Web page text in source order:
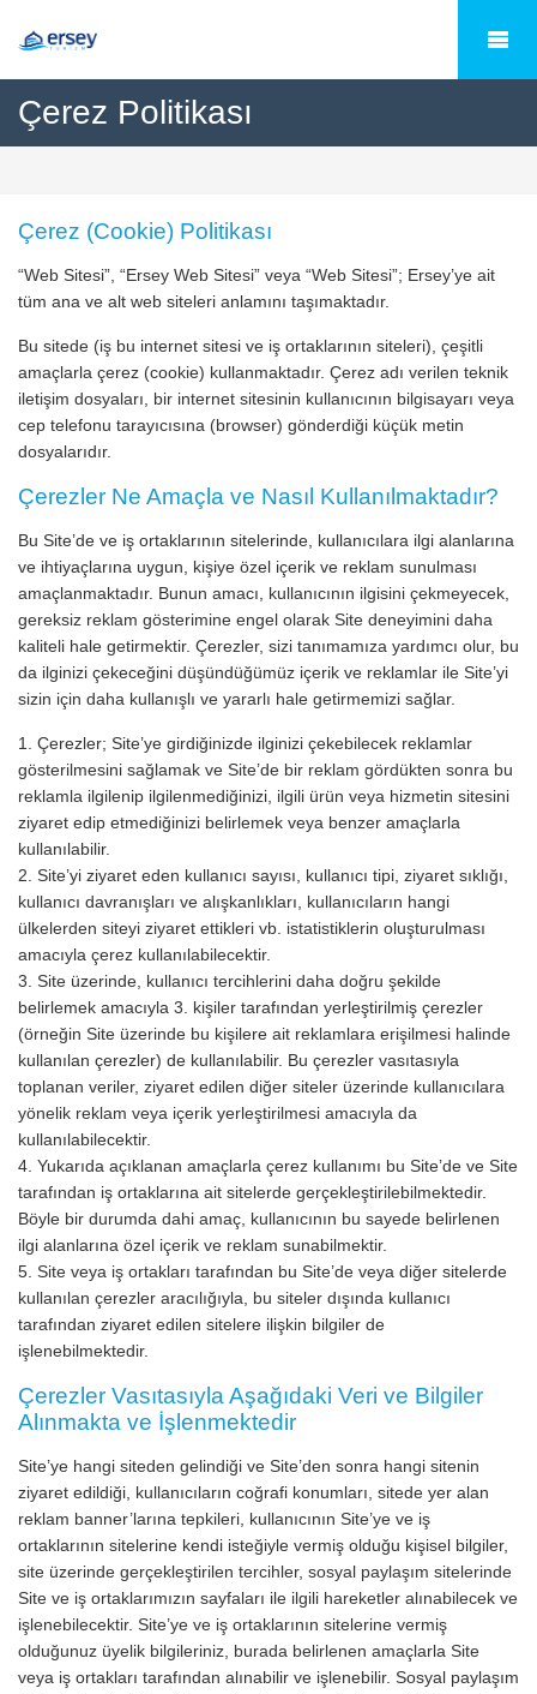
Çerez Politikası
Çerez (Cookie) Politikası
“Web Sitesi”, “Ersey Web Sitesi” veya “Web Sitesi”; Ersey’ye ait
tüm ana ve alt web siteleri anlamını taşımaktadır.
Bu sitede (iş bu internet sitesi ve iş ortaklarının siteleri), çeşitli
amaçlarla çerez (cookie) kullanmaktadır. Çerez adı verilen teknik
iletişim dosyaları, bir internet sitesinin kullanıcının bilgisayarı veya
cep telefonu tarayıcısına (browser) gönderdiği küçük metin
dosyalarıdır.
Çerezler Ne Amaçla ve Nasıl Kullanılmaktadır?
Bu Site’de ve iş ortaklarının sitelerinde, kullanıcılara ilgi alanlarına
ve ihtiyaçlarına uygun, kişiye özel içerik ve reklam sunulması
amaçlanmaktadır. Bunun amacı, kullanıcının ilgisini çekmeyecek,
gereksiz reklam gösterimine engel olarak Site deneyimini daha
kaliteli hale getirmektir. Çerezler, sizi tanımamıza yardımcı olur, bu
da ilginizi çekeceğini düşündüğümüz içerik ve reklamlar ile Site’yi
sizin için daha kullanışlı ve yararlı hale getirmemizi sağlar.
1. Çerezler; Site’ye girdiğinizde ilginizi çekebilecek reklamlar
gösterilmesini sağlamak ve Site’de bir reklam gördükten sonra bu
reklamla ilgilenip ilgilenmediğinizi, ilgili ürün veya hizmetin sitesini
ziyaret edip etmediğinizi belirlemek veya benzer amaçlarla
kullanılabilir.
2. Site’yi ziyaret eden kullanıcı sayısı, kullanıcı tipi, ziyaret sıklığı,
kullanıcı davranışları ve alışkanlıkları, kullanıcıların hangi
ülkelerden siteyi ziyaret ettikleri vb. istatistiklerin oluşturulması
amacıyla çerez kullanılabilecektir.
3. Site üzerinde, kullanıcı tercihlerini daha doğru şekilde
belirlemek amacıyla 3. kişiler tarafından yerleştirilmiş çerezler
(örneğin Site üzerinde bu kişilere ait reklamlara erişilmesi halinde
kullanılan çerezler) de kullanılabilir. Bu çerezler vasıtasıyla
toplanan veriler, ziyaret edilen diğer siteler üzerinde kullanıcılara
yönelik reklam veya içerik yerleştirilmesi amacıyla da
kullanılabilecektir.
4. Yukarıda açıklanan amaçlarla çerez kullanımı bu Site’de ve Site
tarafından iş ortaklarına ait sitelerde gerçekleştirilebilmektedir.
Böyle bir durumda dahi amaç, kullanıcının bu sayede belirlenen
ilgi alanlarına özel içerik ve reklam sunabilmektir.
5. Site veya iş ortakları tarafından bu Site’de veya diğer sitelerde
kullanılan çerezler aracılığıyla, bu siteler dışında kullanıcı
tarafından ziyaret edilen sitelere ilişkin bilgiler de
işlenebilmektedir.
Çerezler Vasıtasıyla Aşağıdaki Veri ve Bilgiler
Alınmakta ve İşlenmektedir
Site’ye hangi siteden gelindiği ve Site’den sonra hangi sitenin
ziyaret edildiği, kullanıcıların coğrafi konumları, sitede yer alan
reklam banner’larına tepkileri, kullanıcının Site’ye ve iş
ortaklarının sitelerine kendi isteğiyle vermiş olduğu kişisel bilgiler,
site üzerinde gerçekleştirilen tercihler, sosyal paylaşım sitelerinde
Site ve iş ortaklarımızın sayfaları ile ilgili hareketler alınabilecek ve
işlenebilecektir. Site’ye ve iş ortaklarının sitelerine vermiş
olduğunuz üyelik bilgileriniz, burada belirlenen amaçlarla Site
veya iş ortakları tarafından alınabilir ve işlenebilir. Sosyal paylaşım